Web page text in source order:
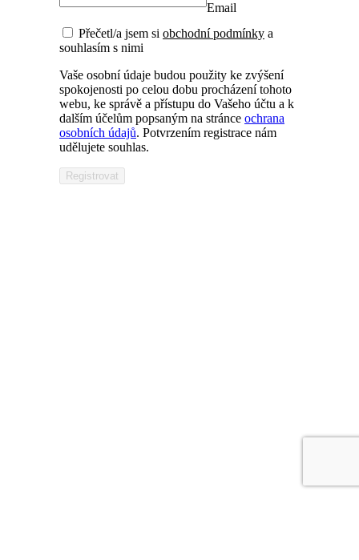
Email
Přečetl/a jsem si obchodní podmínky a
souhlasím s nimi
Vaše osobní údaje budou použity ke zvýšení
spokojenosti po celou dobu procházení tohoto
webu, ke správě a přístupu do Vašeho účtu a k
dalším účelům popsaným na stránce ochrana
osobních údajů. Potvrzením registrace nám
udělujete souhlas.
Registrovat